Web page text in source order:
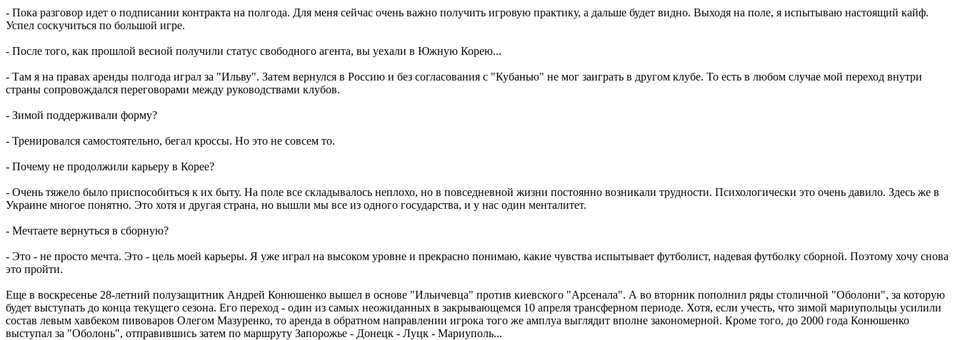
- Пока разговор идет о подписании контракта на полгода. Для меня сейчас очень важно получить игровую практику, а дальше будет видно. Выходя на поле, я испытываю настоящий кайф.
Успел соскучиться по большой игре.
- После того, как прошлой весной получили статус свободного агента, вы уехали в Южную Корею...
- Там я на правах аренды полгода играл за "Ильву". Затем вернулся в Россию и без согласования с "Кубанью" не мог заиграть в другом клубе. То есть в любом случае мой переход внутри
страны сопровождался переговорами между руководствами клубов.
- Зимой поддерживали форму?
- Тренировался самостоятельно, бегал кроссы. Но это не совсем то.
- Почему не продолжили карьеру в Корее?
- Очень тяжело было приспособиться к их быту. На поле все складывалось неплохо, но в повседневной жизни постоянно возникали трудности. Психологически это очень давило. Здесь же в
Украине многое понятно. Это хотя и другая страна, но вышли мы все из одного государства, и у нас один менталитет.
- Мечтаете вернуться в сборную?
- Это - не просто мечта. Это - цель моей карьеры. Я уже играл на высоком уровне и прекрасно понимаю, какие чувства испытывает футболист, надевая футболку сборной. Поэтому хочу снова
это пройти.
Еще в воскресенье 28-летний полузащитник Андрей Конюшенко вышел в основе "Ильичевца" против киевского "Арсенала". А во вторник пополнил ряды столичной "Оболони", за которую
будет выступать до конца текущего сезона. Его переход - один из самых неожиданных в закрывающемся 10 апреля трансферном периоде. Хотя, если учесть, что зимой мариупольцы усилили
состав левым хавбеком пивоваров Олегом Мазуренко, то аренда в обратном направлении игрока того же амплуа выглядит вполне закономерной. Кроме того, до 2000 года Конюшенко
выступал за "Оболонь", отправившись затем по маршруту Запорожье - Донецк - Луцк - Мариуполь...